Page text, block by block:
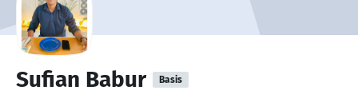
Sufian Babur Basis